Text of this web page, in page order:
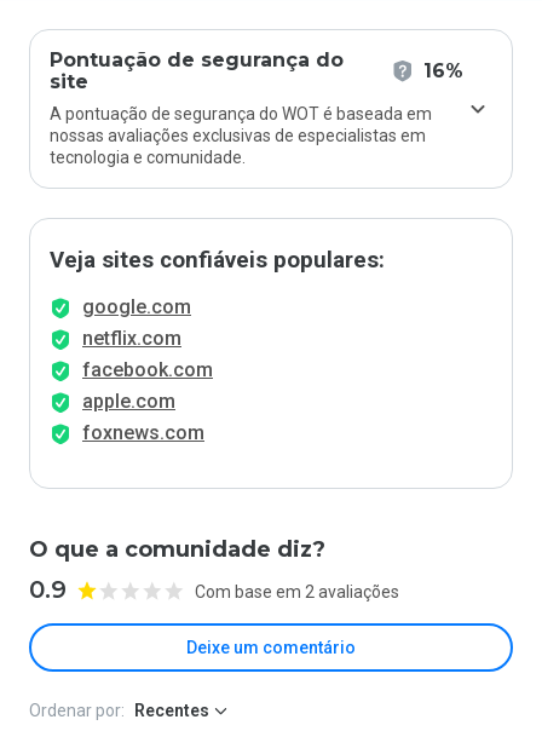
Pontuação de segurança do
site
16%
A pontuação de segurança do WOT é baseada em
nossas avaliações exclusivas de especialistas em
tecnologia e comunidade.
Veja sites confiáveis populares:
google.com
netflix.com
facebook.com
apple.com
foxnews.com
O que a comunidade diz?
0.9 Com base em 2 avaliações
Deixe um comentário
Ordenar por: Recentes